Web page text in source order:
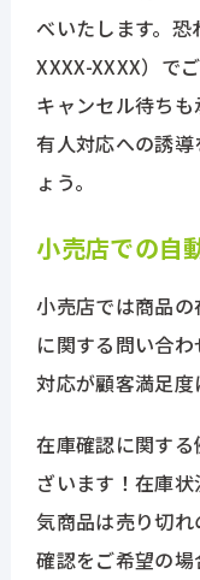
べいたします。
XXXX-XXXX）で
キャンセル待ち
有人対応への誘
ょう。
小売店での自
小売店では商品
に関する問い合
対応が顧客満足度
在庫確認に関す
ざいます！在庫
気商品は売り切
確認をご希望の場